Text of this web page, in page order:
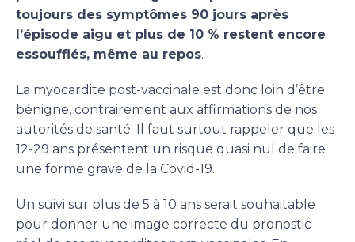
toujours des symptômes 90 jours après
l’épisode aigu et plus de 10 % restent encore
essoufflés, même au repos.
La myocardite post-vaccinale est donc loin d’être
bénigne, contrairement aux affirmations de nos
autorités de santé. Il faut surtout rappeler que les
12-29 ans présentent un risque quasi nul de faire
une forme grave de la Covid-19.
Un suivi sur plus de 5 à 10 ans serait souhaitable
pour donner une image correcte du pronostic